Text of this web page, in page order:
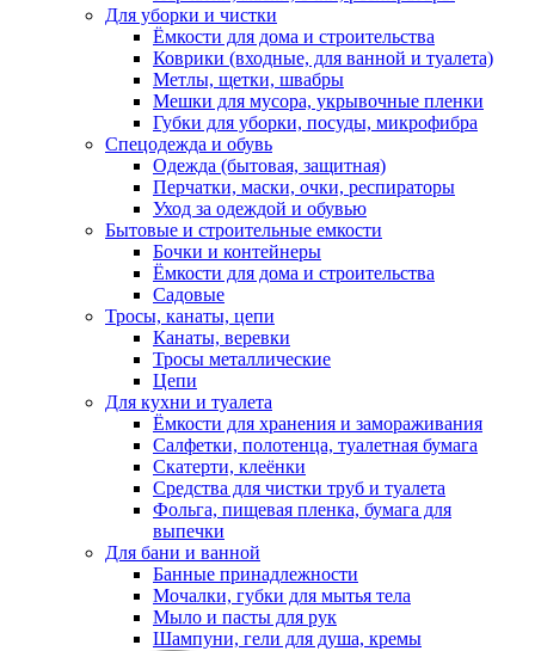
Для уборки и чистки
Ёмкости для дома и строительства
Коврики (входные, для ванной и туалета)
Метлы, щетки, швабры
Мешки для мусора, укрывочные пленки
Губки для уборки, посуды, микрофибра
Спецодежда и обувь
Одежда (бытовая, защитная)
Перчатки, маски, очки, респираторы
Уход за одеждой и обувью
Бытовые и строительные емкости
Бочки и контейнеры
Ёмкости для дома и строительства
Садовые
Тросы, канаты, цепи
Канаты, веревки
Тросы металлические
Цепи
Для кухни и туалета
Ёмкости для хранения и замораживания
Салфетки, полотенца, туалетная бумага
Скатерти, клеёнки
Средства для чистки труб и туалета
Фольга, пищевая пленка, бумага для
выпечки
Для бани и ванной
Банные принадлежности
Мочалки, губки для мытья тела
Мыло и пасты для рук
Шампуни, гели для душа, кремы